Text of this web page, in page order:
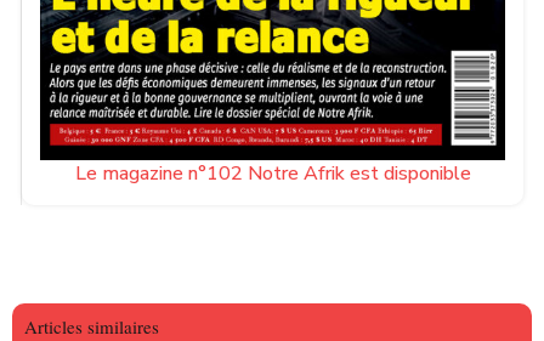
Le magazine n°102 Notre Afrik est disponible
Articles similaires